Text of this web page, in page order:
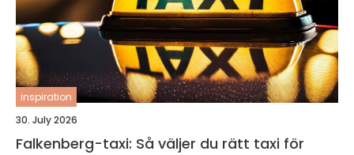
inspiration
30. July 2026
Falkenberg-taxi: Så väljer du rätt taxi för